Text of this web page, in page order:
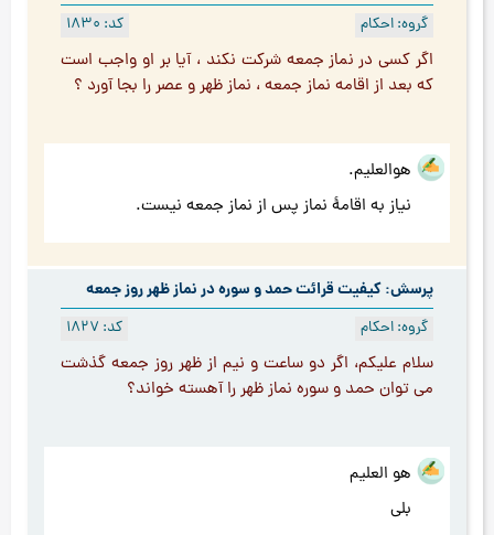
کد: 1830 گروه: احکام
اگر کسی در نماز جمعه شرکت نکند ، آیا بر او واجب است
که بعد از اقامه نماز جمعه ، نماز ظهر و عصر را بجا آورد ؟
هوالعلیم.
نیاز به اقامۀ نماز پس از نماز جمعه نیست.
پرسش: کیفیت قرائت حمد و سوره در نماز ظهر روز جمعه
کد: 1827 گروه: احکام
سلام علیکم، اگر دو ساعت و نیم از ظهر روز جمعه گذشت
می توان حمد و سوره نماز ظهر را آهسته خواند؟
هو العلیم
بلی